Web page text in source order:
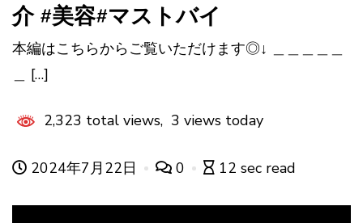
介 #美容#マストバイ
本編はこちらからご覧いただけます◎↓ ＿＿＿＿＿
＿ […]
2,323 total views, 3 views today
2024年7月22日 0 12 sec read